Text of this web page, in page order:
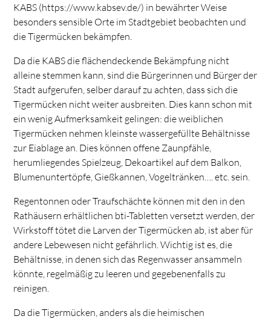
KABS (https://www.kabsev.de/) in bewährter Weise
besonders sensible Orte im Stadtgebiet beobachten und
die Tigermücken bekämpfen.
Da die KABS die flächendeckende Bekämpfung nicht
alleine stemmen kann, sind die Bürgerinnen und Bürger der
Stadt aufgerufen, selber darauf zu achten, dass sich die
Tigermücken nicht weiter ausbreiten. Dies kann schon mit
ein wenig Aufmerksamkeit gelingen: die weiblichen
Tigermücken nehmen kleinste wassergefüllte Behältnisse
zur Eiablage an. Dies können offene Zaunpfähle,
herumliegendes Spielzeug, Dekoartikel auf dem Balkon,
Blumenuntertöpfe, Gießkannen, Vogeltränken…. etc. sein.
Regentonnen oder Traufschächte können mit den in den
Rathäusern erhältlichen bti-Tabletten versetzt werden, der
Wirkstoff tötet die Larven der Tigermücken ab, ist aber für
andere Lebewesen nicht gefährlich. Wichtig ist es, die
Behältnisse, in denen sich das Regenwasser ansammeln
könnte, regelmäßig zu leeren und gegebenenfalls zu
reinigen.
Da die Tigermücken, anders als die heimischen